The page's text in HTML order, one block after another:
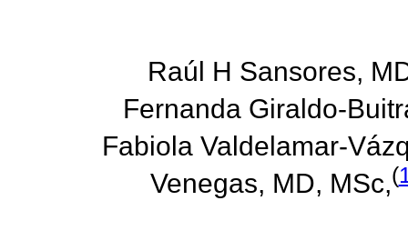
Raúl H Sansores,
Fernanda Giraldo-
Fabiola Valdelamar-
Venegas, MD, MSc,(